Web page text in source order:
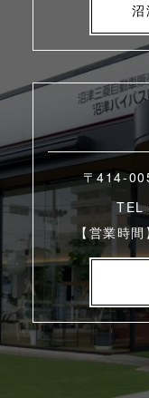
沼
〒414-
TEL
【営業時